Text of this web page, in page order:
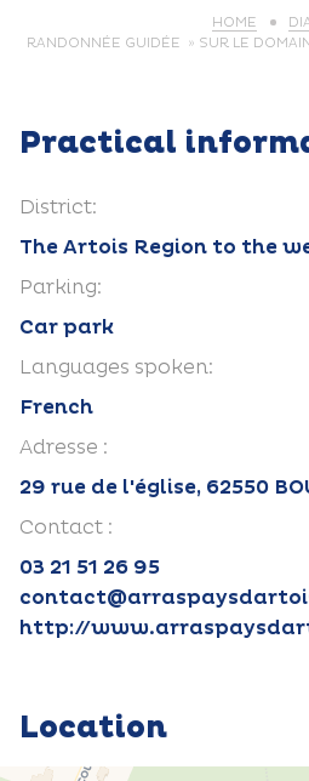
HOME
RANDONNÉE GUIDÉE » SUR LE
Practical
District:
The Artois Region to the
Parking:
Car park
Languages spoken:
French
Adresse :
29 rue de l'église, 62550
Contact :
03 21 51 26 95
http://
Location